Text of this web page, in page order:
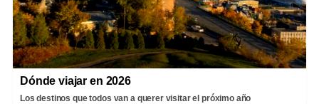
Dónde viajar en 2026
Los destinos que todos van a querer visitar el próximo año